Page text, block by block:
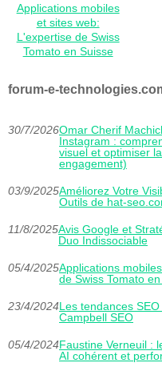
Applications mobiles
et sites web:
L'expertise de Swiss
Tomato en Suisse
forum-e-
30/7/2026Omar Cherif
Instagram :
visuel et optimiser
engagement)
03/9/2025Améliorez Votre
Outils de hat-
11/8/2025Avis Google et
Duo Indissociable
05/4/2025Applications
de Swiss Tomato
23/4/2024Les tendances
Campbell SEO
05/4/2024Faustine Verneuil :
AI cohérent et